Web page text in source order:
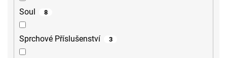
Soul 8
Sprchové Příslušenství 3